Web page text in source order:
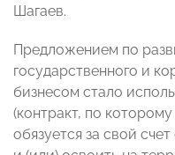
Шагаев.
Предложением по
государственного и
бизнесом стало
(контракт, по
обязуется за свой